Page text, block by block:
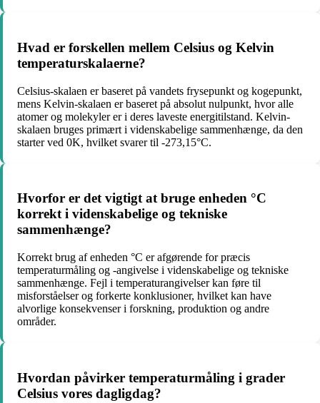
Hvad er forskellen mellem Celsius og Kelvin
temperaturskalaerne?
Celsius-skalaen er baseret på vandets frysepunkt og kogepunkt,
mens Kelvin-skalaen er baseret på absolut nulpunkt, hvor alle
atomer og molekyler er i deres laveste energitilstand. Kelvin-
skalaen bruges primært i videnskabelige sammenhænge, da den
starter ved 0K, hvilket svarer til -273,15°C.
Hvorfor er det vigtigt at bruge enheden °C
korrekt i videnskabelige og tekniske
sammenhænge?
Korrekt brug af enheden °C er afgørende for præcis
temperaturmåling og -angivelse i videnskabelige og tekniske
sammenhænge. Fejl i temperaturangivelser kan føre til
misforståelser og forkerte konklusioner, hvilket kan have
alvorlige konsekvenser i forskning, produktion og andre
områder.
Hvordan påvirker temperaturmåling i grader
Celsius vores dagligdag?